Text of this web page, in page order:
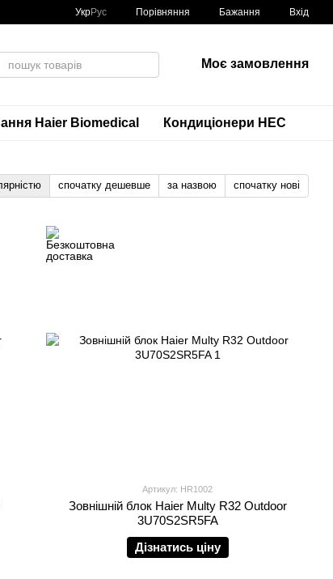
УкрРус Порівняння Бажання Вхід
Моє замовлення
Haier Biomedical Кондиціонери HEC
спочатку дешевше за назвою спочатку нові
Артикул: HR1002
Зовнішній блок Haier Multy R32 Outdoor
3U70S2SR5FA
Дізнатись ціну